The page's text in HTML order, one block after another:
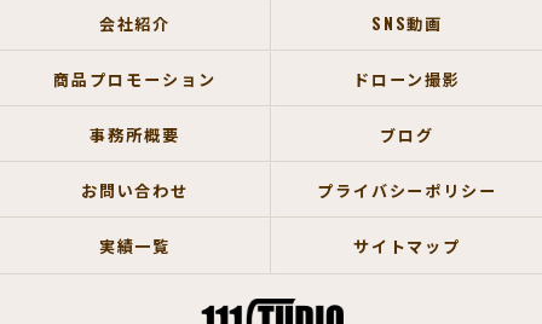
会社紹介 SNS動画
商品プロモーション ドローン撮影
事務所概要 ブログ
お問い合わせ プライバシーポリシー
実績一覧 サイトマップ